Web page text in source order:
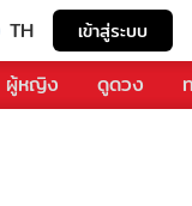
TH เข้าสู่ระบบ
ผู้หญิง ดูดวง